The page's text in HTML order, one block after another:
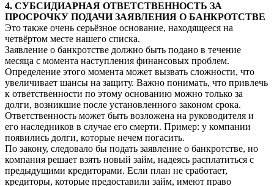
4. СУБСИДИАРНАЯ ОТВЕТСТВЕННОСТЬ ЗА
ПРОСРОЧКУ ПОДАЧИ ЗАЯВЛЕНИЯ О БАНКРОТСТВЕ
Это также очень серьёзное основание, находящееся на
четвёртом месте нашего списка.
Заявление о банкротстве должно быть подано в течение
месяца с момента наступления финансовых проблем.
Определение этого момента может вызвать сложности, что
увеличивает шансы на защиту. Важно понимать, что привлечь
к ответственности по этому основанию можно только за
долги, возникшие после установленного законом срока.
Ответственность может быть возложена на руководителя и
его наследников в случае его смерти. Пример: у компании
появились долги, которые нечем погасить.
По закону, следовало бы подать заявление о банкротстве, но
компания решает взять новый займ, надеясь расплатиться с
предыдущими кредиторами. Если план не сработает,
кредиторы, которые предоставили займ, имеют право